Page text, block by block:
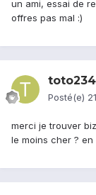
un ami, essai de
offres pas mal :)
Posté(e)
merci je trouver
le moins cher ?